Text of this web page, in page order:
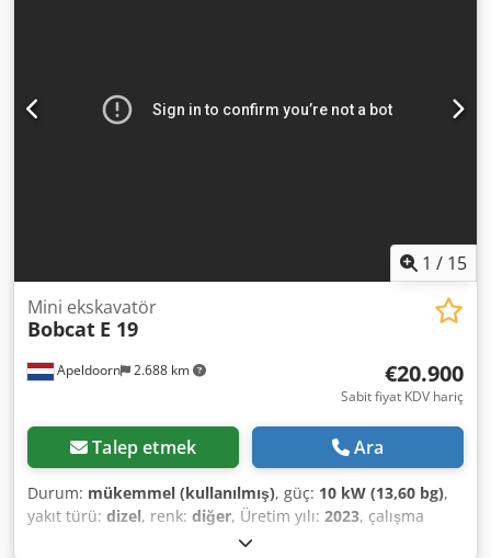
mm Ekipsiz makine ağırlığı: 3.542 kg Ekipmanlı makine
ağırlığı: 3.613 kg
1 / 15
Apeldoorn 2.688 km
Mini ekskavatör
Bobcat E 19
€20.900
Sabit fiyat KDV hariç
Talep etmek Ara
Durum: mükemmel (kullanılmış), güç: 10 kW (13,60 bg),
yakıt türü: dizel, renk: diğer, Üretim yılı: 2023, çalışma
, Üretim yılı: 2023 Tahrik: Paletli Boş ağırlık: